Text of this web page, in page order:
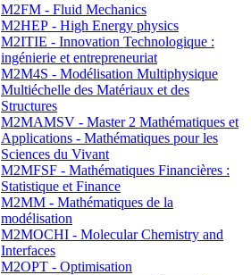
M2FM - Fluid Mechanics
M2HEP - High Energy physics
M2ITIE - Innovation Technologique :
ingénierie et entrepreneuriat
M2M4S - Modélisation Multiphysique
Multiéchelle des Matériaux et des
Structures
M2MAMSV - Master 2 Mathématiques et
Applications - Mathématiques pour les
Sciences du Vivant
M2MFSF - Mathématiques Financières :
Statistique et Finance
M2MM - Mathématiques de la
modélisation
M2MOCHI - Molecular Chemistry and
Interfaces
M2OPT - Optimisation